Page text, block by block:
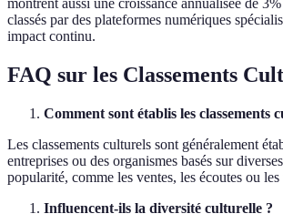
montrent aussi une croissance annualisée de
classés par des plateformes numériques
impact continu.
FAQ sur les Classements
Comment sont établis les classements
Les classements culturels sont généralement
entreprises ou des organismes basés sur
popularité, comme les ventes, les écoutes ou
Influencent-ils la diversité culturelle ?